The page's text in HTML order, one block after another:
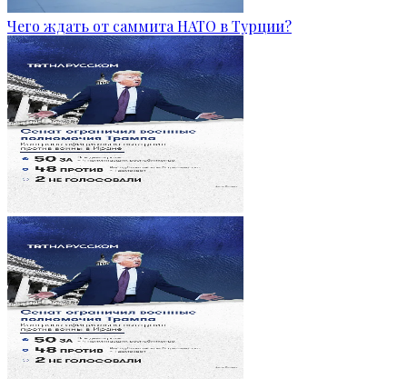
Чего ждать от саммита НАТО в Турции?